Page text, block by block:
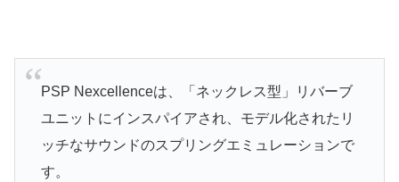
PSP Nexcellenceは、「ネックレス型」リバーブ
ユニットにインスパイアされ、モデル化されたリ
ッチなサウンドのスプリングエミュレーションで
す。